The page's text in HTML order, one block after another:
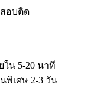
อบติด
ใน 5-20 นาที
พิเศษ 2-3 วัน